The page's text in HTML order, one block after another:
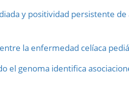
y positividad persistente
la enfermedad celíaca
el genoma identifica